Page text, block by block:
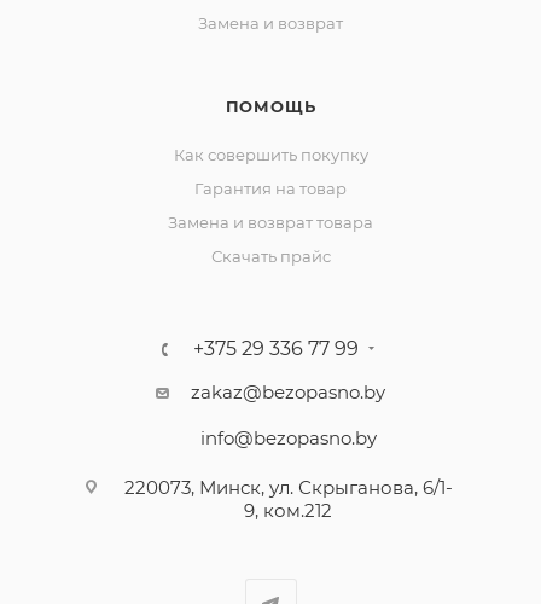
Замена и возврат
ПОМОЩЬ
Как совершить покупку
Гарантия на товар
Замена и возврат товара
Скачать прайс
+375 29 336 77 99
zakaz@bezopasno.by
info@bezopasno.by
220073, Минск, ул. Скрыганова, 6/1-
9, ком.212